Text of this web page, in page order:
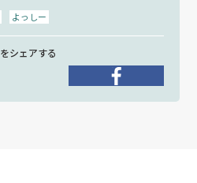
よっしー
シェアする